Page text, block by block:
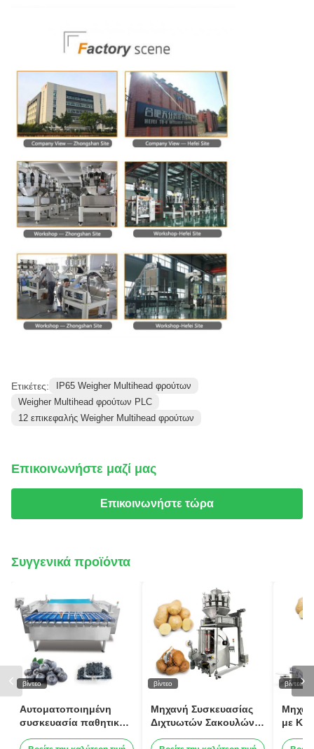
Ετικέτες:
IP65 Weigher Multihead φρούτων
Weigher Multihead φρούτων PLC
12 επικεφαλής Weigher Multihead φρούτων
Επικοινωνήστε μαζί μας
Επικοινωνήστε τώρα
Συγγενικά προϊόντα
βίντεο
Αυτοματοποιημένη
συσκευασία παθητικών
βίντεο
Μηχανή Συσκευασίας
Διχτυωτών Σακουλών
βίντεο
με